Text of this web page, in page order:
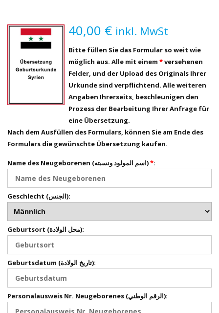
40,00 € inkl. MwSt
Bitte füllen Sie das Formular so weit wie
möglich aus. Alle mit einem*versehenen
Felder, und der Upload des Originals Ihrer
Urkunde sind verpflichtend. Alle weiteren
Angaben Ihrerseits, beschleunigen den
Prozess der Bearbeitung Ihrer Anfrage für
eine Übersetzung.
Nach dem Ausfüllen des Formulars, können Sie am Ende des
Formulars die gewünschte Übersetzung kaufen.
Name des Neugeborenen (اسم المولود ونسبته)*:
Geschlecht (الجنس):
Geburtsort (محل الولادة):
Geburtsdatum (تاريخ الولادة):
Personalausweis Nr. Neugeborenes (الرقم الوطني):